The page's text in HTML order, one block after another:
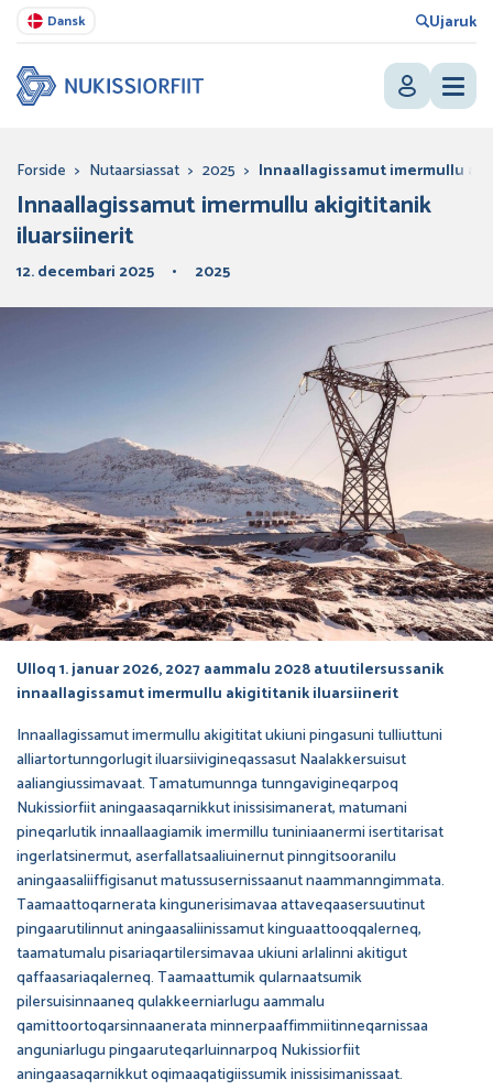
Dansk Ujaruk
Forside > Nutaarsiassat > 2025 > Innaallagissamut imermullu
Innaallagissamut imermullu akigititanik
iluarsiinerit
12. decembari 2025 2025
Ulloq 1. januar 2026, 2027 aammalu 2028 atuutilersussanik
innaallagissamut imermullu akigititanik iluarsiinerit
Innaallagissamut imermullu akigititat ukiuni pingasuni tulliuttuni
alliartortunngorlugit iluarsiivigineqassasut Naalakkersuisut
aaliangiussimavaat. Tamatumunnga tunngavigineqarpoq
Nukissiorfiit aningaasaqarnikkut inissisimanerat, matumani
pineqarlutik innaallaagiamik imermillu tuniniaanermi isertitarisat
ingerlatsinermut, aserfallatsaaliuinernut pinngitsooranilu
aningaasaliiffigisanut matussusernissaanut naammanngimmata.
Taamaattoqarnerata kingunerisimavaa attaveqaasersuutinut
pingaarutilinnut aningaasaliinissamut kinguaattooqqalerneq,
taamatumalu pisariaqartilersimavaa ukiuni arlalinni akitigut
qaffaasariaqalerneq. Taamaattumik qularnaatsumik
pilersuisinnaaneq qulakkeerniarlugu aammalu
qamittoortoqarsinnaanerata minnerpaaffimmiitinneqarnissaa
anguniarlugu pingaaruteqarluinnarpoq Nukissiorfiit
aningaasaqarnikkut oqimaaqatigiissumik inissisimanissaat.